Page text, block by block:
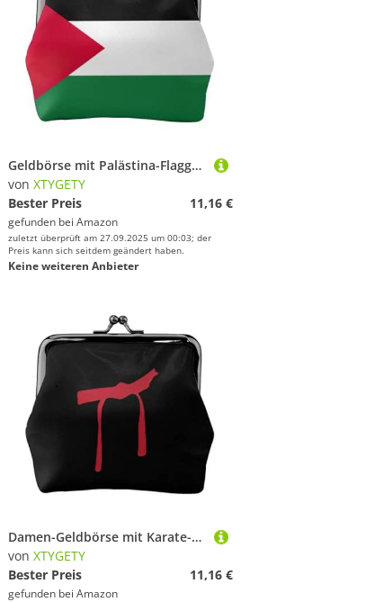
Geldbörse mit Palästina-Flagge, Münzgeldbörse, kleine Taschen mit Kussschloss, für Münzen, Karten, kleine Gegenstände
von XTYGETY
Bester Preis
11,16 €
gefunden bei Amazon
zuletzt überprüft am 27.09.2025 um 00:03; der
Preis kann sich seitdem geändert haben.
Keine weiteren Anbieter
Damen-Geldbörse mit Karate-Motiv, kleine Taschen mit Kussschloss, für Münzen, Karten, kleine Gegenstände
von XTYGETY
Bester Preis
11,16 €
gefunden bei Amazon